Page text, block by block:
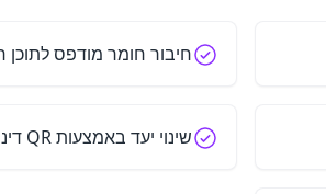
חיבור חומר מודפס לתוכן
שינוי יעד באמצעות QR דינמי נתמך